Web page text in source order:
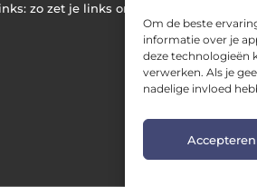
Om de beste
informatie over je
deze technologieën
verwerken. Als je
nadelige invloed
Accepteren
zo zet je links om in inkomsten